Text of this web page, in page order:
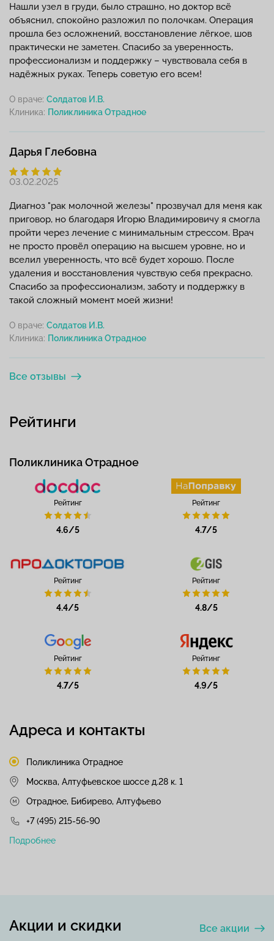
Нашли узел в груди, было страшно, но доктор всё
объяснил, спокойно разложил по полочкам. Операция
прошла без осложнений, восстановление лёгкое, шов
практически не заметен. Спасибо за уверенность,
профессионализм и поддержку – чувствовала себя в
надёжных руках. Теперь советую его всем!
О враче: Солдатов И.В.
Клиника:
Дарья Глебовна
03.02.2025
Диагноз "рак молочной железы" прозвучал для меня как
приговор, но благодаря Игорю Владимировичу я смогла
пройти через лечение с минимальным стрессом. Врач
не просто провёл операцию на высшем уровне, но и
вселил уверенность, что всё будет хорошо. После
удаления и восстановления чувствую себя прекрасно.
Спасибо за профессионализм, заботу и поддержку в
такой сложный момент моей жизни!
О враче: Солдатов И.В.
Клиника:
Все отзывы
Рейтинги
Поликлиника Отрадное
Рейтинг
4.6/5
Рейтинг
4.7/5
Рейтинг
4.4/5
Рейтинг
4.8/5
Рейтинг
4.7/5
Рейтинг
4.9/5
Адреса и контакты
Поликлиника Отрадное
Москва, Алтуфьевское шоссе д.28 к. 1
Отрадное, Бибирево, Алтуфьево
+7 (495) 215-56-90
Подробнее
Все акции
Акции и скидки